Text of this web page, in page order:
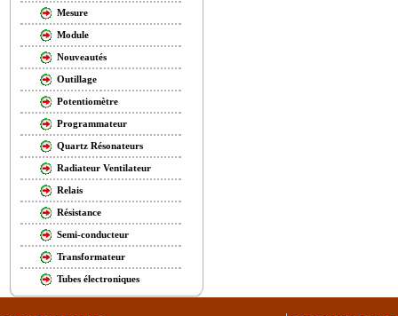
Mesure
Module
Nouveautés
Outillage
Potentiomètre
Programmateur
Quartz Résonateurs
Radiateur Ventilateur
Relais
Résistance
Semi-conducteur
Transformateur
Tubes électroniques